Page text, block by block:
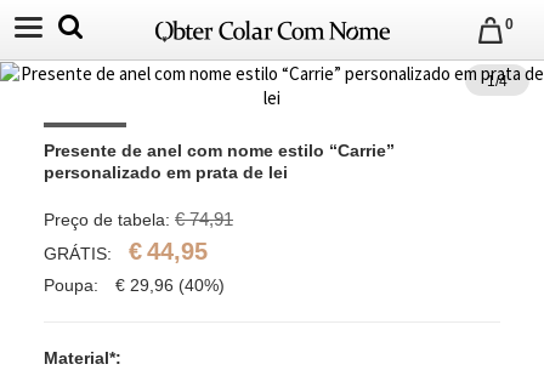
0
1/4
Presente de anel com nome estilo “Carrie”
personalizado em prata de lei
Preço de tabela: € 74,91
GRÁTIS: €44,95
Poupa: € 29,96 (40%)
Material*: